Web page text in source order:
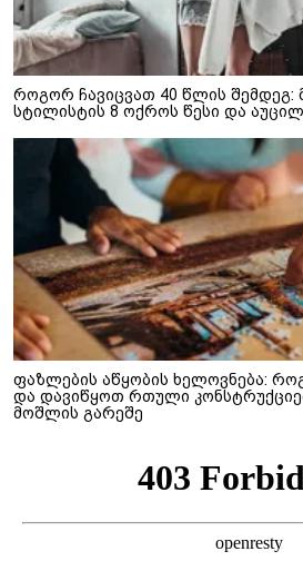
როგორ ჩავიცვათ 40 წლის შემდეგ:
სტილისტის 8 ოქროს წესი და
ფაზლების აწყობის ხელოვნება:
და დავიწყოთ რთული
მოშლის გარეშე